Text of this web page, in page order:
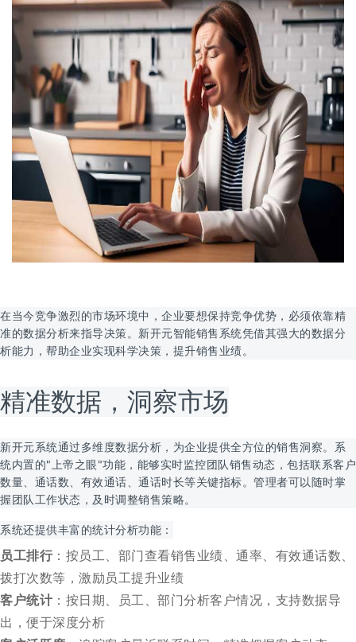
在当今竞争激烈的市场环境中，企业要想保持竞争优势，必须依靠精
准的数据分析来指导决策。新开元智能销售系统凭借其强大的数据分
析能力，帮助企业实现科学决策，提升销售业绩。
精准数据，洞察市场
新开元系统通过多维度数据分析，为企业提供全方位的销售洞察。系
统内置的"上帝之眼"功能，能够实时监控团队销售动态，包括联系客户
数量、通话数、有效通话、通话时长等关键指标。管理者可以随时掌
握团队工作状态，及时调整销售策略。
系统还提供丰富的统计分析功能：
员工排行：按员工、部门查看销售业绩、通率、有效通话数、
拨打次数等，激励员工提升业绩
客户统计 ：按日期、员工、部门分析客户情况，支持数据导
出，便于深度分析